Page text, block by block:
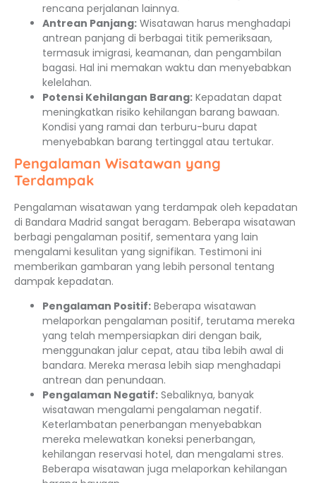
rencana perjalanan lainnya.
Antrean Panjang: Wisatawan harus menghadapi
antrean panjang di berbagai titik pemeriksaan,
termasuk imigrasi, keamanan, dan pengambilan
bagasi. Hal ini memakan waktu dan menyebabkan
kelelahan.
Potensi Kehilangan Barang: Kepadatan dapat
meningkatkan risiko kehilangan barang bawaan.
Kondisi yang ramai dan terburu-buru dapat
menyebabkan barang tertinggal atau tertukar.
Pengalaman Wisatawan yang
Terdampak
Pengalaman wisatawan yang terdampak oleh kepadatan
di Bandara Madrid sangat beragam. Beberapa wisatawan
berbagi pengalaman positif, sementara yang lain
mengalami kesulitan yang signifikan. Testimoni ini
memberikan gambaran yang lebih personal tentang
dampak kepadatan.
Pengalaman Positif: Beberapa wisatawan
melaporkan pengalaman positif, terutama mereka
yang telah mempersiapkan diri dengan baik,
menggunakan jalur cepat, atau tiba lebih awal di
bandara. Mereka merasa lebih siap menghadapi
antrean dan penundaan.
Pengalaman Negatif: Sebaliknya, banyak
wisatawan mengalami pengalaman negatif.
Keterlambatan penerbangan menyebabkan
mereka melewatkan koneksi penerbangan,
kehilangan reservasi hotel, dan mengalami stres.
Beberapa wisatawan juga melaporkan kehilangan